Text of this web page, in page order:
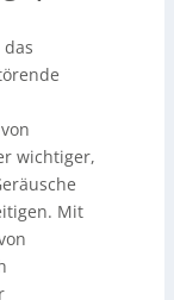
und
Sie ist
auf
wichtiger,
Mit